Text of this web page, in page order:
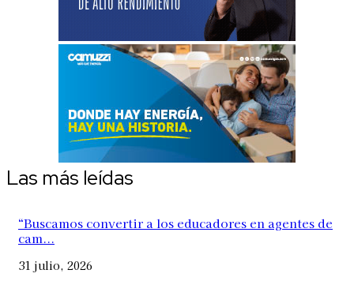
Las más leídas
“Buscamos convertir a los educadores en agentes de
cam...
31 julio, 2026